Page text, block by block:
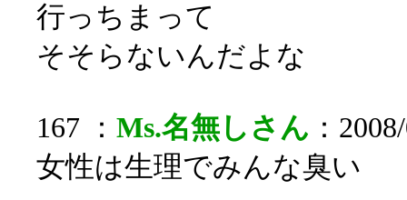
行っちまって
そそらないんだよな
167 ： Ms.名無しさん ：
女性は生理でみんな臭い